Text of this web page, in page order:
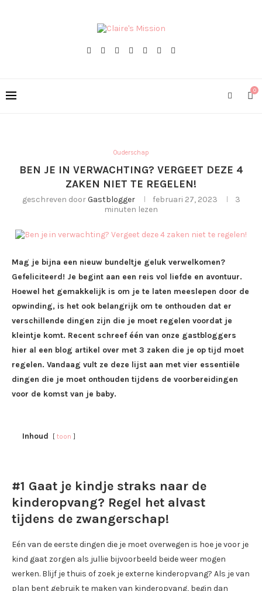
0
Ouderschap
BEN JE IN VERWACHTING? VERGEET DEZE 4
ZAKEN NIET TE REGELEN!
geschreven doorGastblogger februari 27, 2023
3
minuten lezen
Mag je bijna een nieuw bundeltje geluk verwelkomen?
Gefeliciteerd! Je begint aan een reis vol liefde en avontuur.
Hoewel het gemakkelijk is om je te laten meeslepen door de
opwinding, is het ook belangrijk om te onthouden dat er
verschillende dingen zijn die je moet regelen voordat je
kleintje komt. Recent schreef één van onze gastbloggers
hier al een blog artikel over met 3 zaken die je op tijd moet
regelen. Vandaag vult ze deze lijst aan met vier essentiële
dingen die je moet onthouden tijdens de voorbereidingen
voor de komst van je baby.
Inhoud toon
#1 Gaat je kindje straks naar de
kinderopvang? Regel het alvast
tijdens de zwangerschap!
Eén van de eerste dingen die je moet overwegen is hoe je voor je
kind gaat zorgen als jullie bijvoorbeeld beide weer mogen
werken. Blijf je thuis of zoek je externe kinderopvang? Als je van
plan bent gebruik te maken van kinderopvang, begin dan